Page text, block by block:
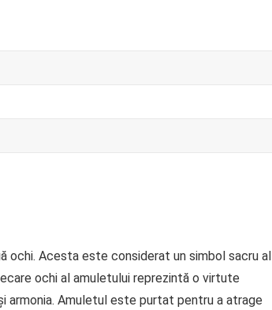
ochi. Acesta este considerat un simbol sacru al
ochi al amuletului reprezintă o virtute
armonia. Amuletul este purtat pentru a atrage